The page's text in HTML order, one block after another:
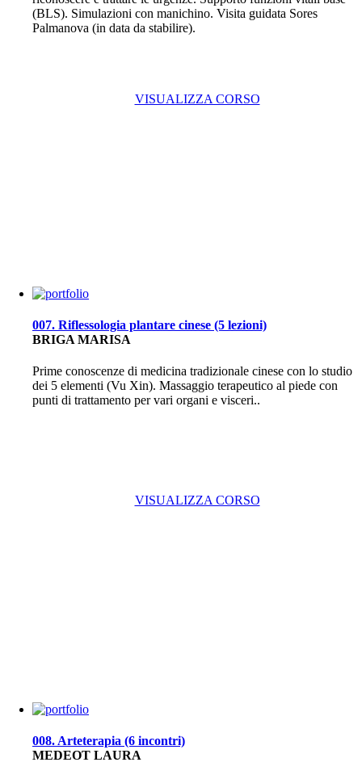
(BLS). Simulazioni con manichino. Visita guidata Sores
Palmanova (in data da stabilire).
VISUALIZZA CORSO
007. Riflessologia plantare cinese (5 lezioni)
BRIGA MARISA
Prime conoscenze di medicina tradizionale cinese con lo studio
dei 5 elementi (Vu Xin). Massaggio terapeutico al piede con
punti di trattamento per vari organi e visceri..
VISUALIZZA CORSO
008. Arteterapia (6 incontri)
MEDEOT LAURA